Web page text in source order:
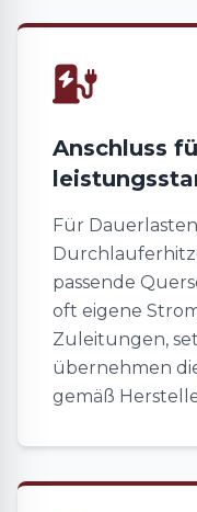
Anschluss
Für
passende
oft eigene
Zuleitungen,
übernehmen
gemäß